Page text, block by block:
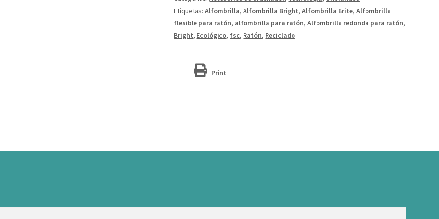
cantidad
Etiquetas:Alfombrilla,Alfombrilla Bright,Alfombrilla Brite,Alfombrilla
flesible para ratón, alfombrilla para ratón,Alfombrilla redonda para ratón,
Bright, Ecológico, fsc, Ratón, Reciclado
Print